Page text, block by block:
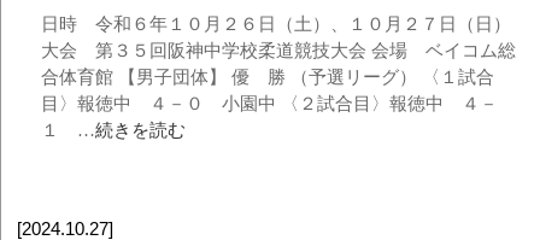
日時 令和６年１０月２６日（土）、１０月２７日（日）
大会 第３５回阪神中学校柔道競技大会 会場 ベイコム総
合体育館 【男子団体】 優 勝 （予選リーグ） 〈１試合
目〉報徳中 ４－０ 小園中 〈２試合目〉報徳中 ４－
１ …続きを読む
[2024.10.27]